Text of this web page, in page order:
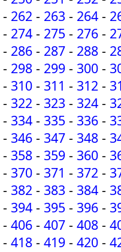
- 262 - 263 - 264 -
- 274 - 275 - 276 -
- 286 - 287 - 288 -
- 298 - 299 - 300 -
- 310 - 311 - 312 -
- 322 - 323 - 324 -
- 334 - 335 - 336 -
- 346 - 347 - 348 -
- 358 - 359 - 360 -
- 370 - 371 - 372 -
- 382 - 383 - 384 -
- 394 - 395 - 396 -
- 406 - 407 - 408 -
- 418 - 419 - 420 -